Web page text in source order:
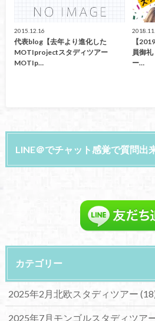
2015.12.16
代表blog【去年より進化した
MOTIprojectスタディツアー
MOTIp…
【
員御
ー…
LINE＠でチャット感覚で質問出
カテゴリー
2025年2月北欧スタディツアー
2025年7月モンゴルスタディツア